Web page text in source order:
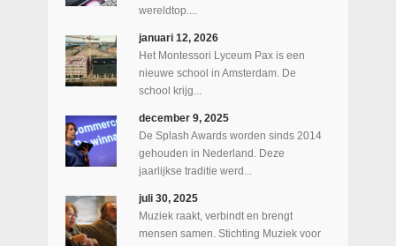
wereldtop....
januari 12, 2026
Het Montessori Lyceum Pax is een
nieuwe school in Amsterdam. De
school krijg...
december 9, 2025
De Splash Awards worden sinds 2014
gehouden in Nederland. Deze
jaarlijkse traditie werd...
juli 30, 2025
Muziek raakt, verbindt en brengt
mensen samen. Stichting Muziek voor